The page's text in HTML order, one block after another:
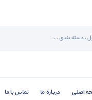
اصلی درباره ما تماس با ما